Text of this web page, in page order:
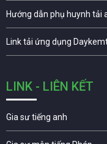
Hướng dẫn phụ huynh tải
Link tải ứng dụng
LINK - LIÊN KẾT
Gia sư tiếng anh